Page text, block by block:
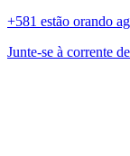
+581 estão orando
Junte-se à corrente